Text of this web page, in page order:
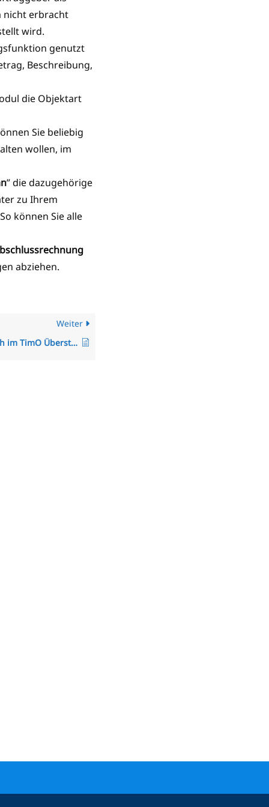
nicht erbracht
wird.
genutzt
Beschreibung,
die Objektart
Sie beliebig
wollen, im
” die dazugehörige
zu Ihrem
können Sie alle
abziehen.
Weiter
Wie kann ich im TimO Überstunden oder Minusstunden übertragen/korrigieren, auf Null stellen oder auszahlen?